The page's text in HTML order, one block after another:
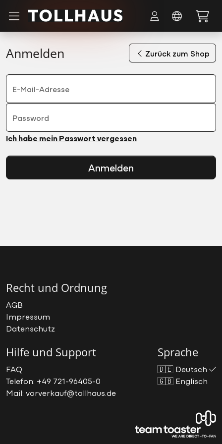
Zum Hauptinhalt springen
Anmelden Zurück zum Shop
E-Mail-Adresse
Password
Ich habe mein Passwort vergessen
Anmelden
Recht und Ordnung
AGB
Impressum
Datenschutz
Hilfe und Support
FAQ
Telefon: +49 721-96405-0
Mail: vorverkauf@tollhaus.de
Sprache
🇩🇪 Deutsch
🇬🇧 Englisch